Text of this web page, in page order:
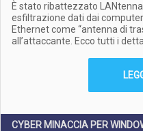
È stato ribattezzato
esfiltrazione dati dai
Ethernet come “antenna di
all’attaccante. Ecco tutti i
CYBER MINACCIA PER